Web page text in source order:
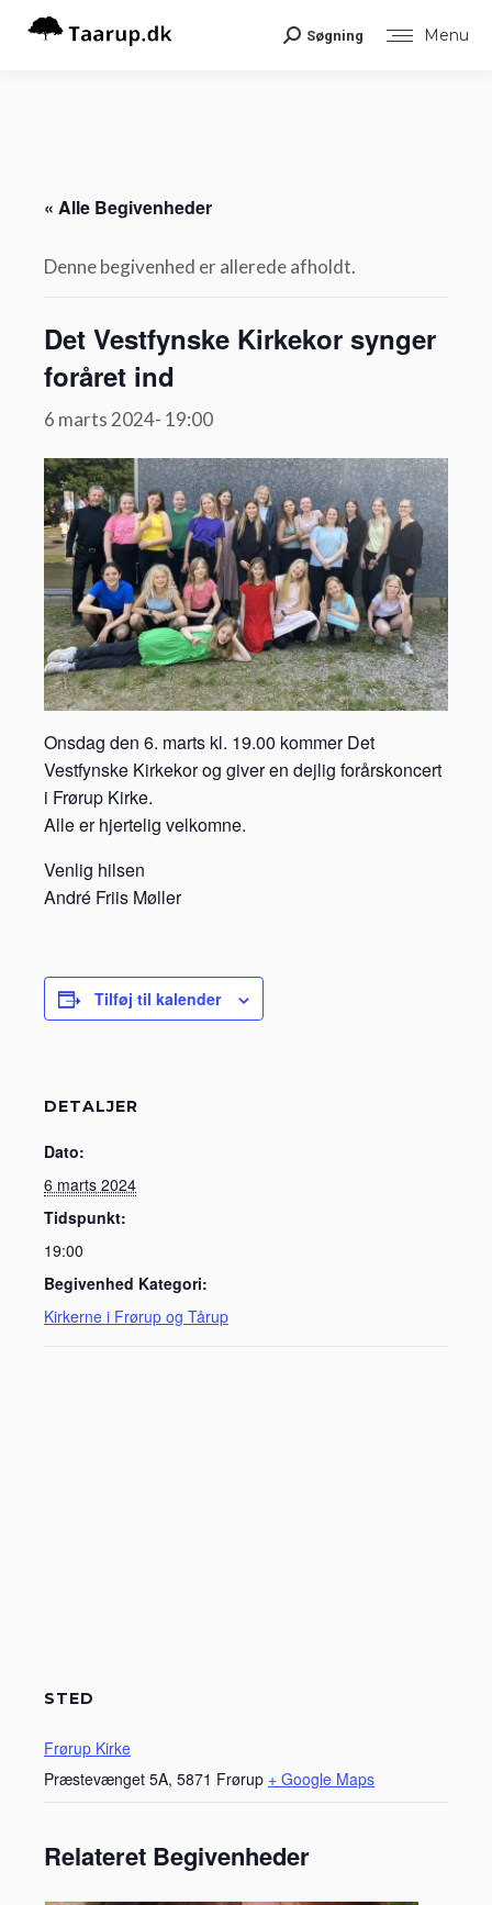
Menu
Search:
Søgning
« Alle Begivenheder
Denne begivenhed er allerede afholdt.
Det Vestfynske Kirkekor synger
foråret ind
6 marts 2024- 19:00
Onsdag den 6. marts kl. 19.00 kommer Det
Vestfynske Kirkekor og giver en dejlig forårskoncert
i Frørup Kirke.
Alle er hjertelig velkomne.
Venlig hilsen
André Friis Møller
Tilføj til kalender
DETALJER
Dato:
6 marts 2024
Tidspunkt:
19:00
Begivenhed Kategori:
Kirkerne i Frørup og Tårup
STED
Frørup Kirke
Præstevænget 5A, 5871 Frørup + Google Maps
Relateret Begivenheder